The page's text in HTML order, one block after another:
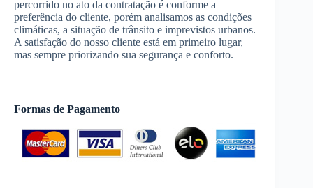
percorrido no ato da contratação é conforme a
preferência do cliente, porém analisamos as condições
climáticas, a situação de trânsito e imprevistos urbanos.
A satisfação do nosso cliente está em primeiro lugar,
mas sempre priorizando sua segurança e conforto.
Formas de Pagamento